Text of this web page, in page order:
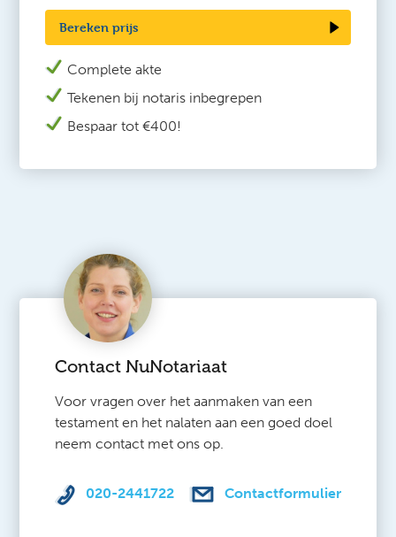
Bereken prijs
Complete akte
Tekenen bij notaris inbegrepen
Bespaar tot €400!
Contact NuNotariaat
Voor vragen over het aanmaken van een
testament en het nalaten aan een goed doel
neem contact met ons op.
020-2441722 Contactformulier